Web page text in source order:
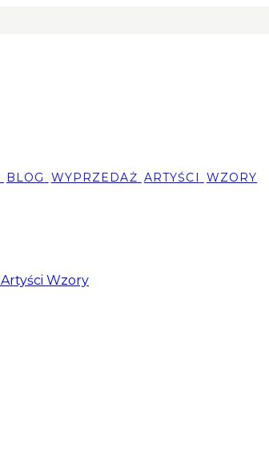
BLOG WYPRZEDAŻ ARTYŚCI WZORY
Artyści Wzory